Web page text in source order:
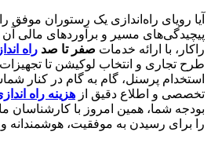
آیا رویای راه‌اندازی یک رستوران موفق
پیچیدگی‌های مسیر و برآوردهای مالی
راکار، با ارائه خدمات صفر تا صد راه
طرح تجاری و انتخاب لوکیشن تا
استخدام پرسنل، گام به گام در کنار
تخصصی و اطلاع دقیق از هزینه راه
بودجه شما، همین امروز با کارشناسان
را برای رسیدن به موفقیت، هوشمندانه